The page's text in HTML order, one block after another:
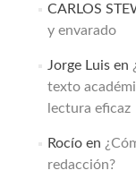
CARLOS
y envarado
Jorge Luisen
texto
lectura eficaz
Rocíoen
redacción?